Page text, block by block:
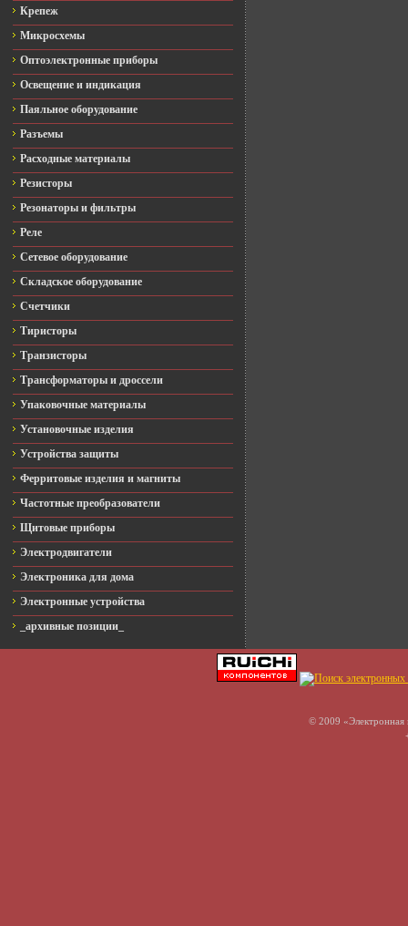
Крепеж
Микросхемы
Оптоэлектронные приборы
Освещение и индикация
Паяльное оборудование
Разъемы
Расходные материалы
Резисторы
Резонаторы и фильтры
Реле
Сетевое оборудование
Складское оборудование
Счетчики
Тиристоры
Транзисторы
Трансформаторы и дроссели
Упаковочные материалы
Установочные изделия
Устройства защиты
Ферритовые изделия и магниты
Частотные преобразователи
Щитовые приборы
Электродвигатели
Электроника для дома
Электронные устройства
_архивные позиции_
© 2009